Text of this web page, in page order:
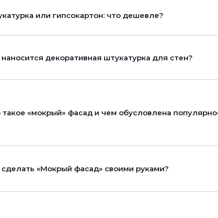
или гипсокартон: что дешевле?
наносится декоративная штукатурка для стен?
такое «мокрый» фасад и чем обусловлена
сделать «Мокрый фасад» своими руками?